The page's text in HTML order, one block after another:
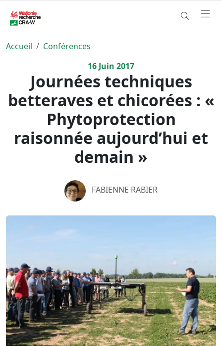
Accueil
Conférences
16 Juin 2017
Journées techniques
betteraves et chicorées : «
Phytoprotection
raisonnée aujourd’hui et
demain »
FABIENNE RABIER